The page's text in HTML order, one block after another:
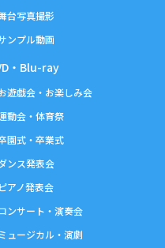
台写真撮影
ンプル動画
・Blu-ray
遊戯会・お楽しみ会
動会・体育祭
園式・卒業式
ンス発表会
ピアノ発表会
ンサート・演奏会
ミュージカル・演劇